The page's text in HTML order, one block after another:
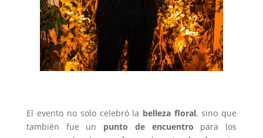
El evento no solo celebró la belleza floral, sino que
también fue un punto de encuentro para los